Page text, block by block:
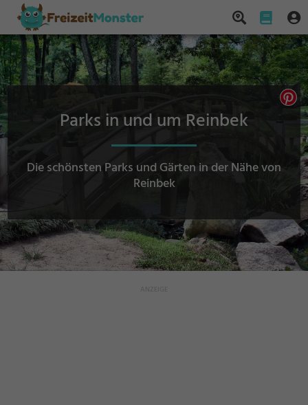
Parks in und um Reinbek
Die schönsten Parks und Gärten in der Nähe von
Reinbek